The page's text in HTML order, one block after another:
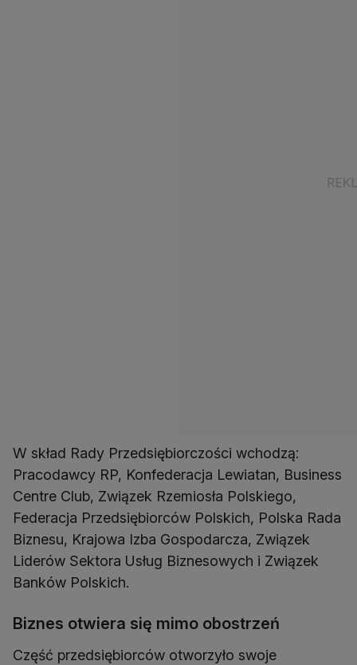
W skład Rady Przedsiębiorczości wchodzą:
Pracodawcy RP, Konfederacja Lewiatan, Business
Centre Club, Związek Rzemiosła Polskiego,
Federacja Przedsiębiorców Polskich, Polska Rada
Biznesu, Krajowa Izba Gospodarcza, Związek
Liderów Sektora Usług Biznesowych i Związek
Banków Polskich.
Biznes otwiera się mimo obostrzeń
Część przedsiębiorców otworzyło swoje